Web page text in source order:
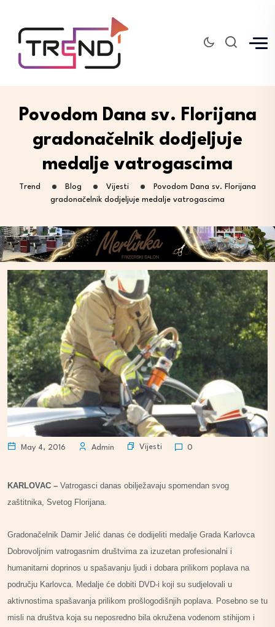
Povodom Dana sv. Florijana
gradonačelnik dodjeljuje
medalje vatrogascima
Trend Blog Vijesti
Povodom Dana sv. Florijana
gradonačelnik dodjeljuje medalje vatrogascima
May 4, 2016 Admin Vijesti 0
KARLOVAC – Vatrogasci danas obilježavaju spomendan svog
zaštitnika, Svetog Florijana.
Gradonačelnik Damir Jelić danas će dodijeliti medalje Grada Karlovca
Dobrovoljnim vatrogasnim društvima za izuzetan profesionalni i
humanitarni doprinos u spašavanju ljudi i dobara prilikom poplava na
području Karlovca. Medalje će dobiti DVD-i koji su sudjelovali u
aktivnostima spašavanja prilikom prošlogodišnjih poplava. Posebno se tu
misli na društva koja su neposredno bila okružena vodenom stihijom i